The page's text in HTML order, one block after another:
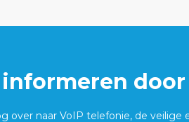
informeren
over naar VoIP telefonie, de veilige